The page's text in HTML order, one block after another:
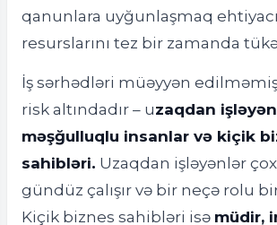
qanunlara uyğunlaşmaq
resurslarını tez bir zamanda
İş sərhədləri müəyyən
risk altındadır – uzaqdan
məşğulluqlu insanlar və kiçik
sahibləri. Uzaqdan işləyənlər
gündüz çalışır və bir neçə rolu
Kiçik biznes sahibləri isə müdir,